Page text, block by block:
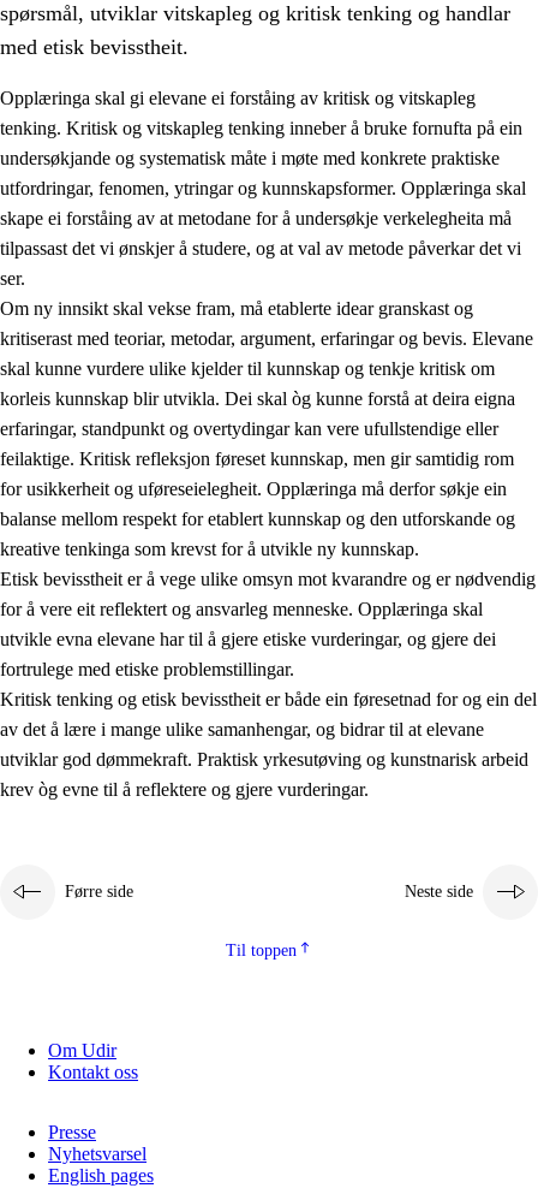
1. Verdigrunnlaget i opplæringa
1.2 Identitet og kulturelt mangfald
1.3 Kritisk tenking og etisk bevisstheit
1.4 Skaparglede, engasjement og utforskartrong
1.5 Respekt for naturen og miljøbevisstheit
1.6 Demokrati og medverknad
spørsmål, utviklar vitskapleg og kritisk tenking og handlar
med etisk bevisstheit.
Opplæringa skal gi elevane ei forståing av kritisk og vitskapleg
tenking. Kritisk og vitskapleg tenking inneber å bruke fornufta på ein
undersøkjande og systematisk måte i møte med konkrete praktiske
utfordringar, fenomen, ytringar og kunnskapsformer. Opplæringa skal
skape ei forståing av at metodane for å undersøkje verkelegheita må
tilpassast det vi ønskjer å studere, og at val av metode påverkar det vi
ser.
Om ny innsikt skal vekse fram, må etablerte idear granskast og
kritiserast med teoriar, metodar, argument, erfaringar og bevis. Elevane
skal kunne vurdere ulike kjelder til kunnskap og tenkje kritisk om
korleis kunnskap blir utvikla. Dei skal òg kunne forstå at deira eigna
erfaringar, standpunkt og overtydingar kan vere ufullstendige eller
feilaktige. Kritisk refleksjon føreset kunnskap, men gir samtidig rom
for usikkerheit og uføreseielegheit. Opplæringa må derfor søkje ein
balanse mellom respekt for etablert kunnskap og den utforskande og
kreative tenkinga som krevst for å utvikle ny kunnskap.
Etisk bevisstheit er å vege ulike omsyn mot kvarandre og er nødvendig
for å vere eit reflektert og ansvarleg menneske. Opplæringa skal
utvikle evna elevane har til å gjere etiske vurderingar, og gjere dei
fortrulege med etiske problemstillingar.
Kritisk tenking og etisk bevisstheit er både ein føresetnad for og ein del
av det å lære i mange ulike samanhengar, og bidrar til at elevane
utviklar god dømmekraft. Praktisk yrkesutøving og kunstnarisk arbeid
krev òg evne til å reflektere og gjere vurderingar.
Førre side Neste side
Til toppen
Om Udir
Kontakt oss
Presse
Nyhetsvarsel
English pages